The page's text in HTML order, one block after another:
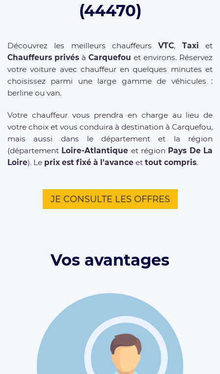
(44470)
Découvrez les meilleurs chauffeursVTC, Taxi et
Chauffeurs privés à Carquefou et environs. Réservez
votre voiture avec chauffeur en quelques minutes et
choisissez parmi une large gamme de véhicules :
berline ou van.
Votre chauffeur vous prendra en charge au lieu de
votre choix et vous conduira à destination à Carquefou,
mais aussi dans le département et la région
(département Loire-Atlantique et région Pays De La
Loire). Le prix est fixé à l'avance et tout compris.
JE CONSULTE LES OFFRES
Vos avantages